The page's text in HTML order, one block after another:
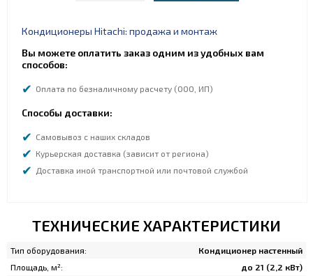
Кондиционеры Hitachi: продажа и монтаж
Вы можете оплатить заказ одним из удобных вам
способов:
Оплата по безналичному расчету (ООО, ИП)
Способы доставки:
Самовывоз с наших складов
Курьерская доставка (зависит от региона)
Доставка иной транспортной или почтовой службой
ТЕХНИЧЕСКИЕ ХАРАКТЕРИСТИКИ
Тип оборудования:
Кондиционер настенный
Площадь, м²:
до 21 (2,2 кВт)